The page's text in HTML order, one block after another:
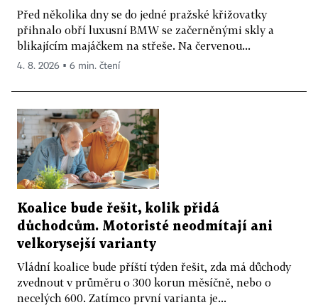
Před několika dny se do jedné pražské křižovatky
přihnalo obří luxusní BMW se začerněnými skly a
blikajícím majáčkem na střeše. Na červenou...
4. 8. 2026 ▪ 6 min. čtení
Koalice bude řešit, kolik přidá
důchodcům. Motoristé neodmítají ani
velkorysejší varianty
Vládní koalice bude příští týden řešit, zda má důchody
zvednout v průměru o 300 korun měsíčně, nebo o
necelých 600. Zatímco první varianta je...